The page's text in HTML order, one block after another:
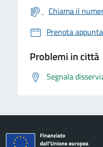
Chiama il
Prenota
Problemi in città
Segnala